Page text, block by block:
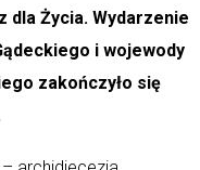
dla Życia. Wydarzenie
i wojewody
zakończyło się